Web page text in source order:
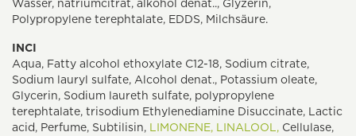
Wasser, natriumcitrat, alkohol denat.., Glyzerin,
Polypropylene terephtalate, EDDS, Milchsäure.
INCI
Aqua, Fatty alcohol ethoxylate C12-18, Sodium citrate,
Sodium lauryl sulfate, Alcohol denat., Potassium oleate,
Glycerin, Sodium laureth sulfate, polypropylene
terephtalate, trisodium Ethylenediamine Disuccinate, Lactic
acid, Perfume, Subtilisin, LIMONENE, LINALOOL, Cellulase,